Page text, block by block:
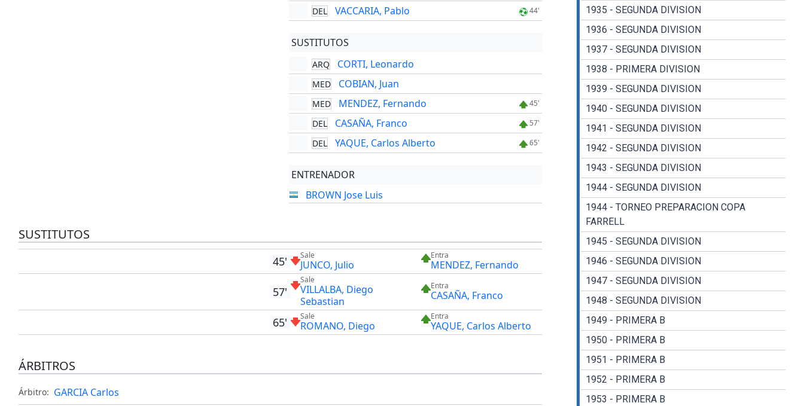
DEL VACCARIA, Pablo 44'
SUSTITUTOS
ARQ CORTI, Leonardo
MED COBIAN, Juan
MED MENDEZ, Fernando 45'
DEL CASAÑA, Franco 57'
DEL YAQUE, Carlos Alberto 65'
ENTRENADOR
BROWN Jose Luis
SUSTITUTOS
45' Sale
JUNCO, Julio
Entra
MENDEZ, Fernando
57'
Sale
VILLALBA, Diego
Sebastian
Entra
CASAÑA, Franco
65' Sale
ROMANO, Diego
Entra
YAQUE, Carlos Alberto
ÁRBITROS
Árbitro: GARCIA Carlos
1935 - SEGUNDA DIVISION
1936 - SEGUNDA DIVISION
1937 - SEGUNDA DIVISION
1938 - PRIMERA DIVISION
1939 - SEGUNDA DIVISION
1940 - SEGUNDA DIVISION
1941 - SEGUNDA DIVISION
1942 - SEGUNDA DIVISION
1943 - SEGUNDA DIVISION
1944 - SEGUNDA DIVISION
1944 - TORNEO PREPARACION COPA
FARRELL
1945 - SEGUNDA DIVISION
1946 - SEGUNDA DIVISION
1947 - SEGUNDA DIVISION
1948 - SEGUNDA DIVISION
1949 - PRIMERA B
1950 - PRIMERA B
1951 - PRIMERA B
1952 - PRIMERA B
1953 - PRIMERA B